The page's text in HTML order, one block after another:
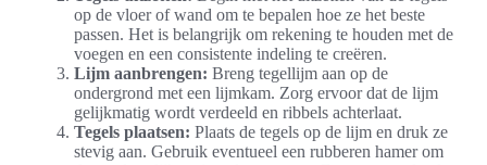
op de vloer of wand om te bepalen hoe ze het beste
passen. Het is belangrijk om rekening te houden met de
voegen en een consistente indeling te creëren.
Lijm aanbrengen: Breng tegellijm aan op de
ondergrond met een lijmkam. Zorg ervoor dat de lijm
gelijkmatig wordt verdeeld en ribbels achterlaat.
Tegels plaatsen: Plaats de tegels op de lijm en druk ze
stevig aan. Gebruik eventueel een rubberen hamer om